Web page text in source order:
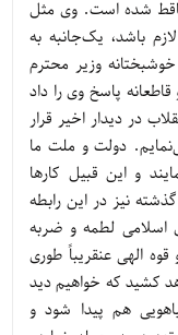
شده است. وی مثل
باشد، یک‌جانبه به
وزیر محترم
پاسخ وی را داد
در دیدار اخیر قرار
دولت و ملت ما
و این قبیل کارها
نیز در این رابطه
لطمه و ضربه
الهی عنقریباً طوری
کشید که خواهیم دید
هم پیدا شود و